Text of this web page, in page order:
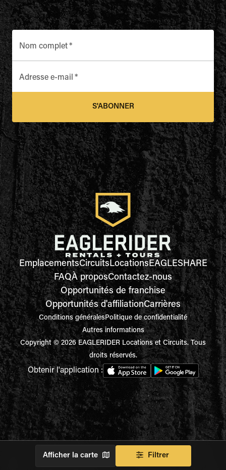
Afficher la carte Filtrer
Nom complet*
Adresse e-mail *
S'ABONNER
EmplacementsCircuitsLocationsEAGLESHARE
FAQÀ proposContactez-nous
Opportunités de franchise
Opportunités d'affiliationCarrières
Conditions généralesPolitique de confidentialité
Autres informations
Copyright © 2026 EAGLERIDER Locations et Circuits. Tous
droits réservés.
Obtenir l'application :